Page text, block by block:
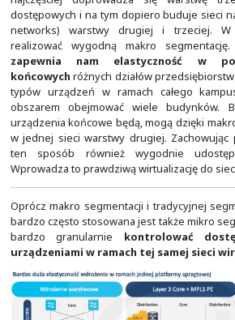
Warto jednak rozważyć
segmentacji czy zbudowania tak
najczęściej doprowadza się
dostępowych i na tym dopiero
networks) warstwy drugiej i
realizować wygodną makro
zapewnia nam
końcowychróżnych działów
typów urządzeń w ramach
obszarem obejmować wiele
urządzenia końcowe będą, mogą